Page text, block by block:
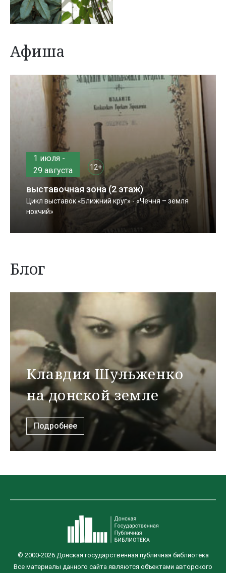
Афиша
1 июля -
29 августа
12+
выставочная зона (2 этаж)
Цикл выставок «Ближний круг» - «Чечня – земля
нохчий»
Блог
Клавдия Шульженко
на донской земле
Подробнее
© 2000-2026 Донская государственная публичная библиотека
Все материалы данного сайта являются объектами авторского